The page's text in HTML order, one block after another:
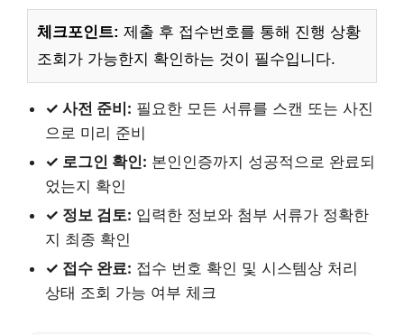
체크포인트: 제출 후 접수번호를 통해 진행 상황
조회가 가능한지 확인하는 것이 필수입니다.
✓ 사전 준비: 필요한 모든 서류를 스캔 또는 사진
으로 미리 준비
✓ 로그인 확인: 본인인증까지 성공적으로 완료되
었는지 확인
✓ 정보 검토: 입력한 정보와 첨부 서류가 정확한
지 최종 확인
✓ 접수 완료: 접수 번호 확인 및 시스템상 처리
상태 조회 가능 여부 체크